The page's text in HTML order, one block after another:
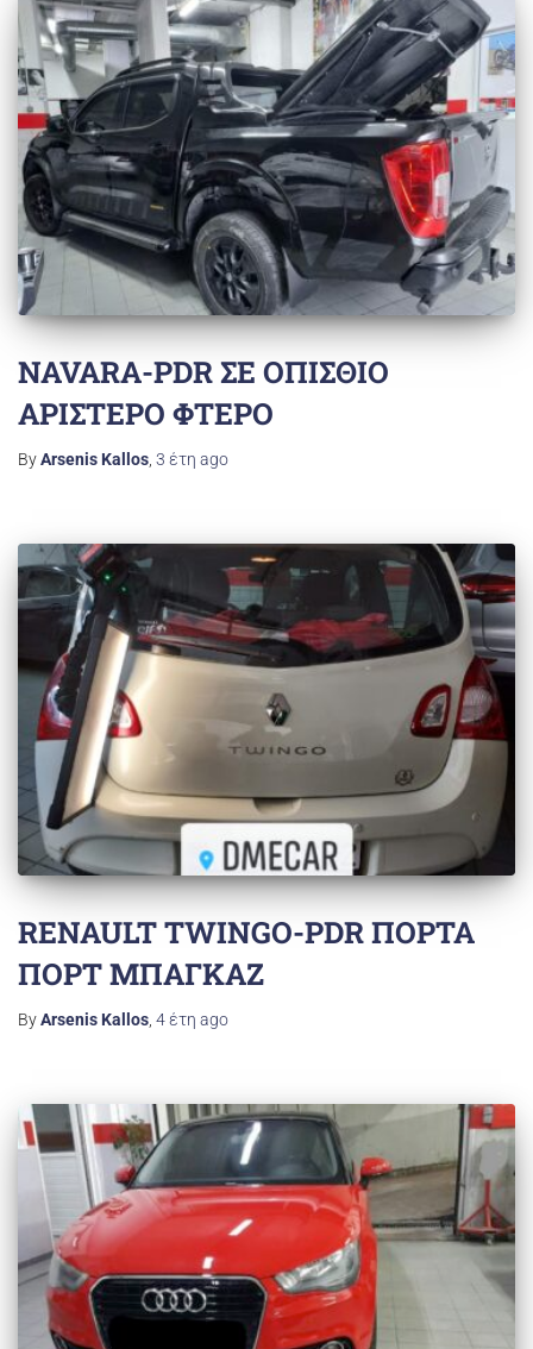
NAVARA-PDR ΣΕ ΟΠΙΣΘΙΟ
ΑΡΙΣΤΕΡΟ ΦΤΕΡΟ
ByArsenis Kallos 3 έτη ago
RENAULT TWINGO-PDR ΠΟΡΤΑ
ΠΟΡΤ ΜΠΑΓΚΑΖ
ByArsenis Kallos 4 έτη ago